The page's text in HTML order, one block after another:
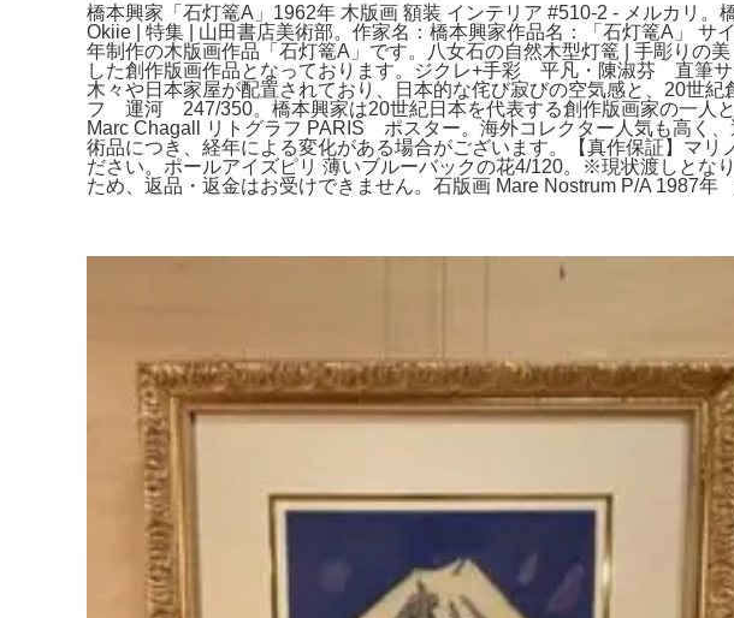
橋本興家「石灯篭A」1962年 木版画 額装 インテリア #510-2 - メルカリ
Okiie | 特集 | 山田書店美術部。作家名：橋本興家作品名：「石灯篭A」
年制作の木版画作品「石灯篭A」です。八女石の自然木型灯篭 | 手彫りの
した創作版画作品となっております。ジクレ+手彩 平凡・陳淑芬 直
木々や日本家屋が配置されており、日本的な侘び寂びの空気感と、20世
フ 運河 247/350。橋本興家は20世紀日本を代表する創作版画家の一人
Marc Chagall リトグラフ PARIS ポスター。海外コレクター人気も高
術品につき、経年による変化がある場合がございます。【真作保証】マ
ださい。ポールアイズピリ 薄いブルーバックの花4/120。※現状渡しと
ため、返品・返金はお受けできません。石版画 Mare Nostrum P/A 1987